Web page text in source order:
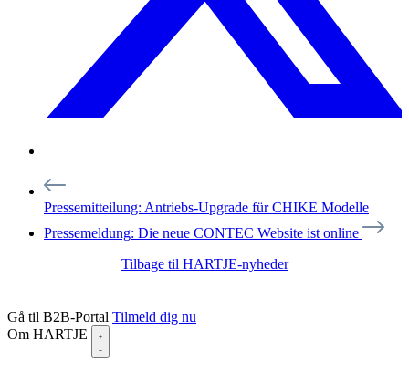
Pressemitteilung: Antriebs-Upgrade für CHIKE Modelle
Pressemeldung: Die neue CONTEC Website ist online
Tilbage til HARTJE-nyheder
Gå til B2B-Portal Tilmeld dig nu
Om HARTJE